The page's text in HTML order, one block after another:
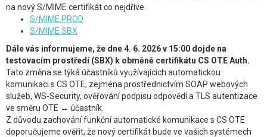
na nový S/MIME certifikát co nejdříve.
S/MIME PROD
S/MIME SBX
Dále vás informujeme, že dne 4. 6. 2026 v 15:00 dojde na
testovacím prostředí (SBX) k obměně certifikátu CS OTE Auth.
Tato změna se týká účastníků využívajících automatickou
komunikaci s CS OTE, zejména prostřednictvím SOAP webových
služeb, WS-Security, ověřování podpisu odpovědí a TLS autentizace
ve směru OTE → účastník.
Z důvodu zachování funkční automatické komunikace s CS OTE
doporučujeme ověřit, že nový certifikát bude ve vašich systémech